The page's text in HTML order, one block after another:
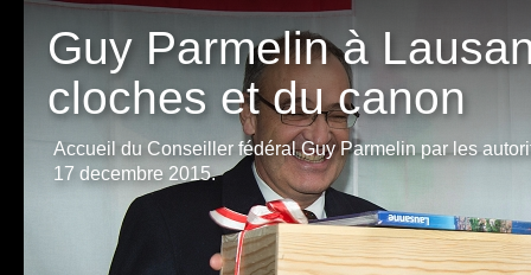
Guy Parmelin à
cloches et du canon
Accueil du Conseiller fédéral Guy Parmelin par les
17 decembre 2015.